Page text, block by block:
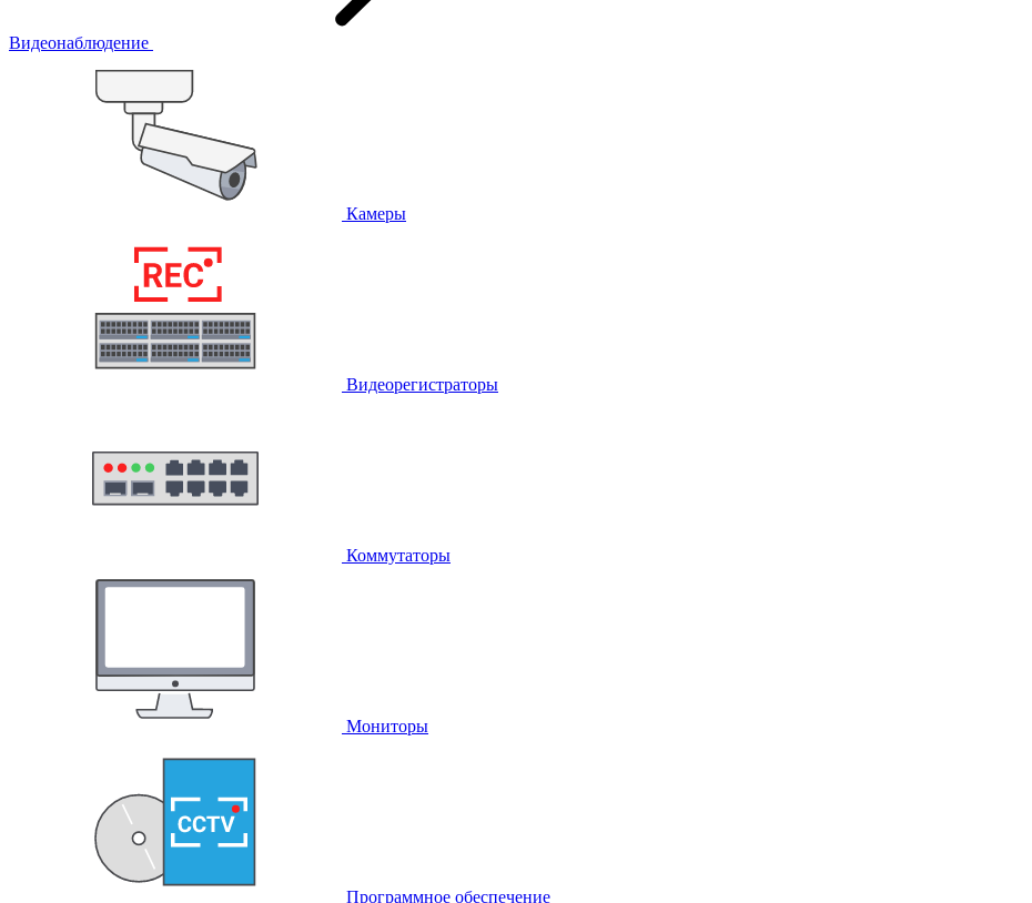
Видеонаблюдение
Камеры
Видеорегистраторы
Коммутаторы
Мониторы
Программное обеспечение